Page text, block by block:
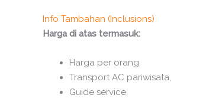
Info Tambahan (Inclusions)
Harga di atas termasuk:
Harga per orang
Transport AC pariwisata,
Guide service,